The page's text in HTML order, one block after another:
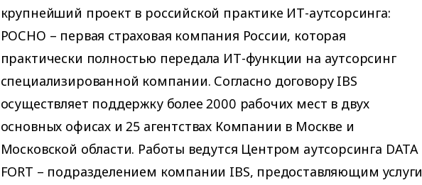
крупнейший проект в российской практике ИТ-аутсорсинга:
РОСНО – первая страховая компания России, которая
практически полностью передала ИТ-функции на аутсорсинг
специализированной компании. Согласно договору IBS
осуществляет поддержку более 2000 рабочих мест в двух
основных офисах и 25 агентствах Компании в Москве и
Московской области. Работы ведутся Центром аутсорсинга DATA
FORT – подразделением компании IBS, предоставляющим услуги